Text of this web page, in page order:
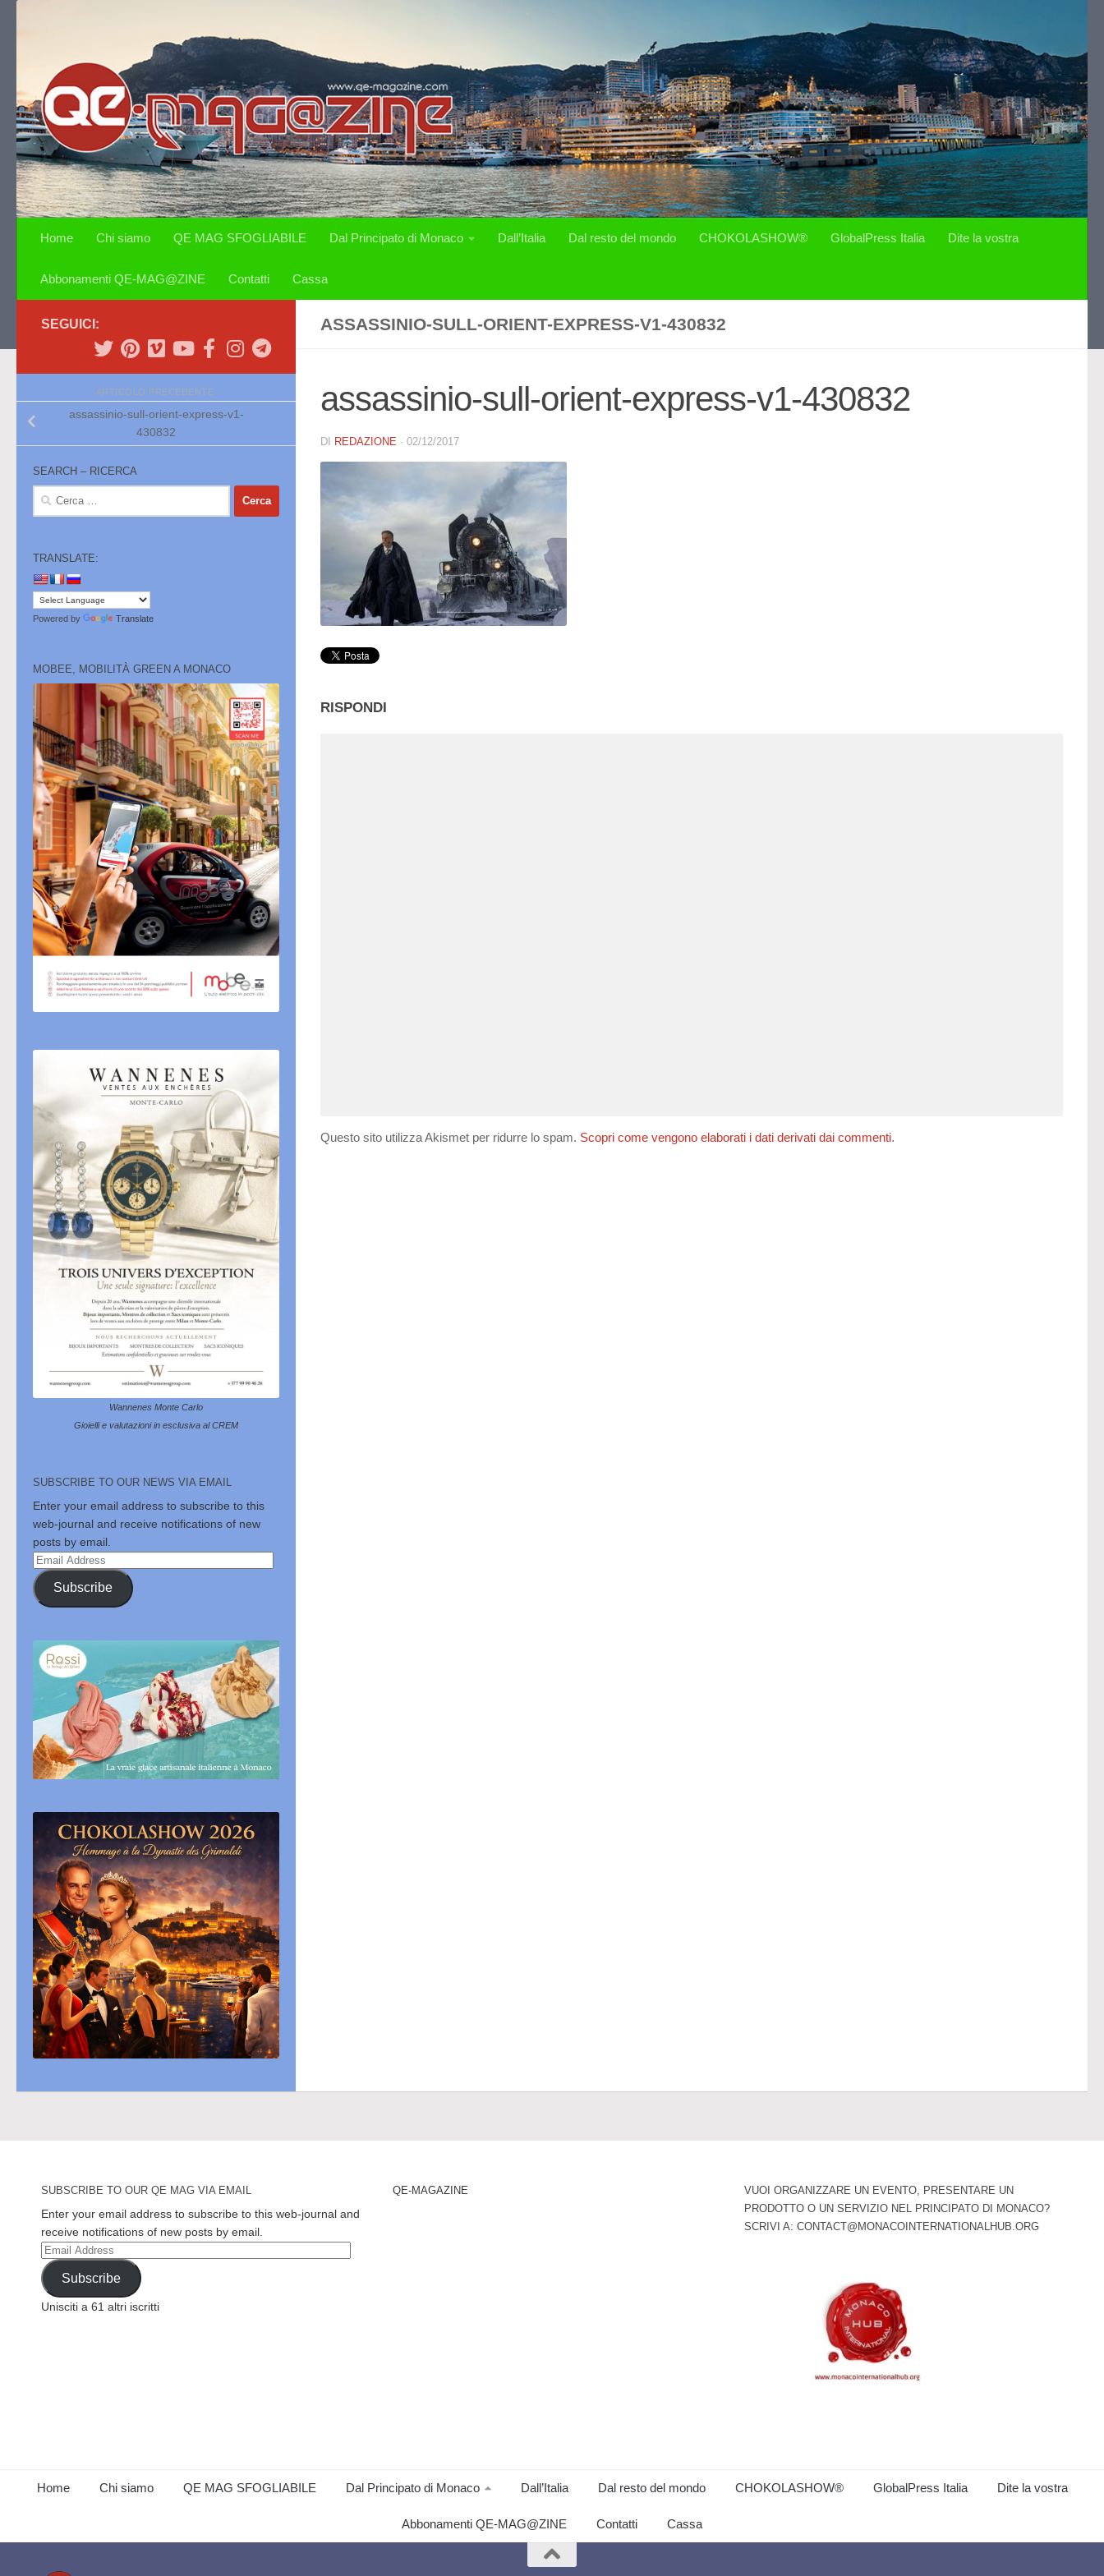
Home Chi siamo QE MAG SFOGLIABILE Dal Principato di Monaco Dall’Italia Dal resto del mondo CHOKOLASHOW® GlobalPress Italia Dite la vostra
Abbonamenti QE-MAG@ZINE Contatti Cassa
ASSASSINIO-SULL-ORIENT-EXPRESS-V1-430832
assassinio-sull-orient-express-v1-430832
DI REDAZIONE · 02/12/2017
RISPONDI
Questo sito utilizza Akismet per ridurre lo spam. Scopri come vengono elaborati i dati derivati dai commenti.
SEGUICI:
ARTICOLO PRECEDENTE
assassinio-sull-orient-express-v1-
430832
SEARCH – RICERCA
Ricerca
TRANSLATE:
Powered by Translate
MOBEE, MOBILITÀ GREEN A MONACO
Wannenes Monte Carlo
Gioielli e valutazioni in esclusiva al CREM
SUBSCRIBE TO OUR NEWS VIA EMAIL
Enter your email address to subscribe to this
web-journal and receive notifications of new
posts by email.
Email
Address
Subscribe
SUBSCRIBE TO OUR QE MAG VIA EMAIL
Enter your email address to subscribe to this web-journal and
receive notifications of new posts by email.
Email
Address
Subscribe
Unisciti a 61 altri iscritti
QE-MAGAZINE
VUOI ORGANIZZARE UN EVENTO, PRESENTARE UN
PRODOTTO O UN SERVIZIO NEL PRINCIPATO DI MONACO?
SCRIVI A: CONTACT@MONACOINTERNATIONALHUB.ORG
Home Chi siamo QE MAG SFOGLIABILE Dal Principato di Monaco Dall’Italia Dal resto del mondo CHOKOLASHOW® GlobalPress Italia Dite la vostra
Abbonamenti QE-MAG@ZINE Contatti Cassa